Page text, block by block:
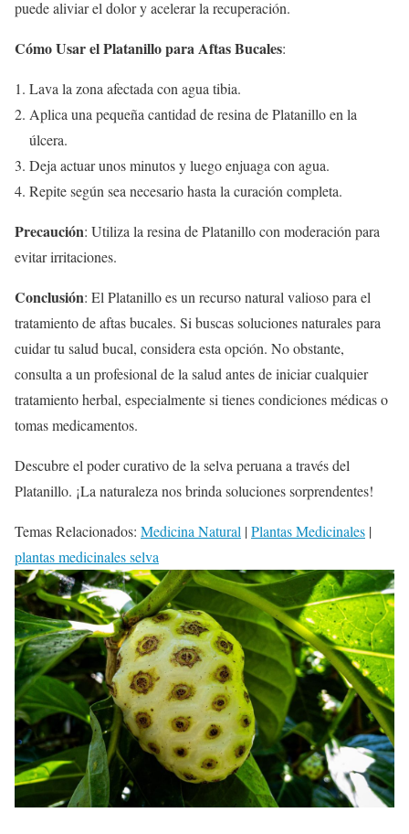
puede aliviar el dolor y acelerar la recuperación.
Cómo Usar el Platanillo para Aftas Bucales:
Lava la zona afectada con agua tibia.
Aplica una pequeña cantidad de resina de Platanillo en la
úlcera.
Deja actuar unos minutos y luego enjuaga con agua.
Repite según sea necesario hasta la curación completa.
Precaución: Utiliza la resina de Platanillo con moderación para
evitar irritaciones.
Conclusión: El Platanillo es un recurso natural valioso para el
tratamiento de aftas bucales. Si buscas soluciones naturales para
cuidar tu salud bucal, considera esta opción. No obstante,
consulta a un profesional de la salud antes de iniciar cualquier
tratamiento herbal, especialmente si tienes condiciones médicas o
tomas medicamentos.
Descubre el poder curativo de la selva peruana a través del
Platanillo. ¡La naturaleza nos brinda soluciones sorprendentes!
Temas Relacionados: Medicina Natural |Plantas Medicinales |
plantas medicinales selva